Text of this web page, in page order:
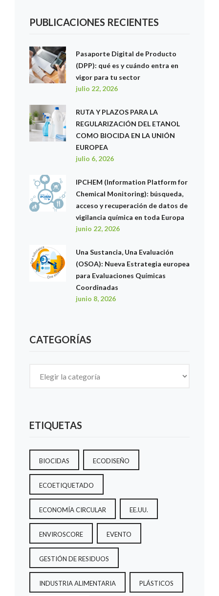
PUBLICACIONES RECIENTES
Pasaporte Digital de Producto
(DPP): qué es y cuándo entra en
vigor para tu sector
julio 22, 2026
RUTA Y PLAZOS PARA LA
REGULARIZACIÓN DEL ETANOL
COMO BIOCIDA EN LA UNIÓN
EUROPEA
julio 6, 2026
IPCHEM (Information Platform for
Chemical Monitoring): búsqueda,
acceso y recuperación de datos de
vigilancia química en toda Europa
junio 22, 2026
Una Sustancia, Una Evaluación
(OSOA): Nueva Estrategia europea
para Evaluaciones Químicas
Coordinadas
junio 8, 2026
CATEGORÍAS
ETIQUETAS
BIOCIDAS ECODISEÑO
ECOETIQUETADO
ECONOMÍA CIRCULAR EE.UU.
ENVIROSCORE EVENTO
GESTIÓN DE RESIDUOS
INDUSTRIA ALIMENTARIA PLÁSTICOS